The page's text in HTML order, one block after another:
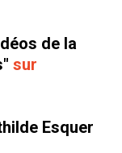
de la
sur
Esquer